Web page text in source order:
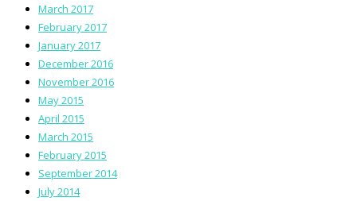
March 2017
February 2017
January 2017
December 2016
November 2016
May 2015
April 2015
March 2015
February 2015
September 2014
July 2014